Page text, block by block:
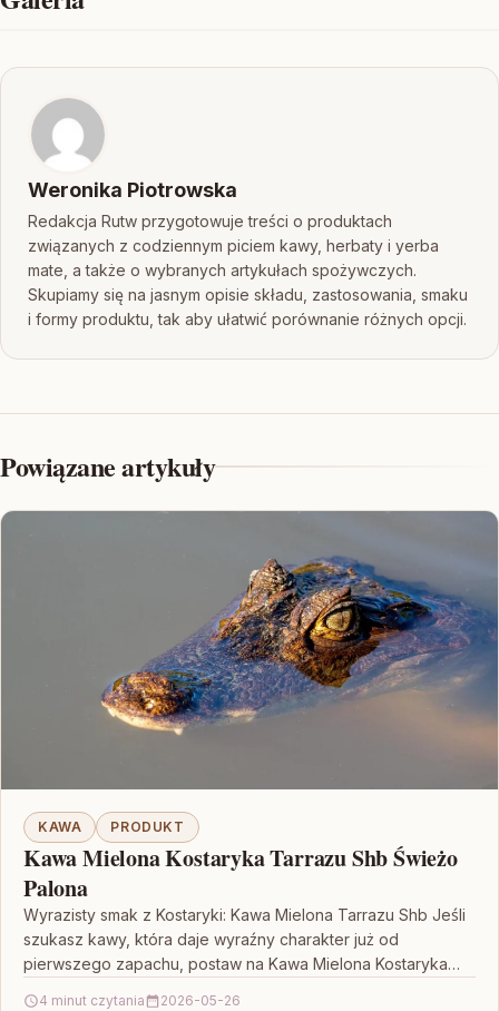
Weronika Piotrowska
Redakcja Rutw przygotowuje treści o produktach
związanych z codziennym piciem kawy, herbaty i yerba
mate, a także o wybranych artykułach spożywczych.
Skupiamy się na jasnym opisie składu, zastosowania, smaku
i formy produktu, tak aby ułatwić porównanie różnych opcji.
Powiązane artykuły
KAWA PRODUKT
Kawa Mielona Kostaryka Tarrazu Shb Świeżo
Palona
Wyrazisty smak z Kostaryki: Kawa Mielona Tarrazu Shb Jeśli
szukasz kawy, która daje wyraźny charakter już od
pierwszego zapachu, postaw na Kawa Mielona Kostaryka…
4 minut czytania 2026-05-26